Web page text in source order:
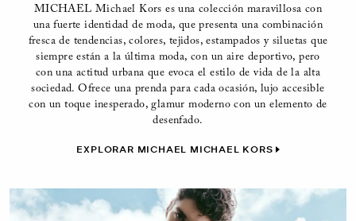
MICHAEL Michael Kors es una colección maravillosa con
una fuerte identidad de moda, que presenta una combinación
fresca de tendencias, colores, tejidos, estampados y siluetas que
siempre están a la última moda, con un aire deportivo, pero
con una actitud urbana que evoca el estilo de vida de la alta
sociedad. Ofrece una prenda para cada ocasión, lujo accesible
con un toque inesperado, glamur moderno con un elemento de
desenfado.
EXPLORAR MICHAEL MICHAEL KORS